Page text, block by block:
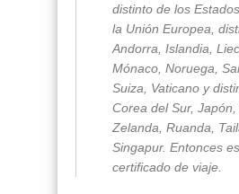
distinto de los
la Unión Europea,
Andorra, Islandia,
Mónaco, Noruega,
Suiza, Vaticano y
Corea del Sur, Japón,
Zelanda, Ruanda,
Singapur. Entonces
certificado de viaje.